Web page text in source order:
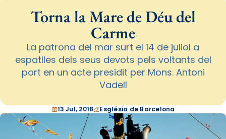
Torna la Mare de Déu del
Carme
La patrona del mar surt el 14 de juliol a
espatlles dels seus devots pels voltants del
port en un acte presidit per Mons. Antoni
Vadell
13 Jul, 2018 Església de Barcelona